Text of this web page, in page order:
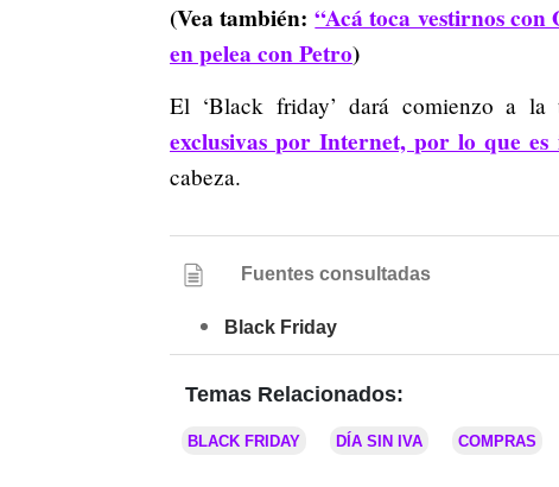
(Vea también:“Acá toca vestirnos con
en pelea con Petro)
El ‘Black friday’ dará comienzo a la
exclusivas por Internet, por lo que
cabeza.
Fuentes consultadas
Black Friday
Temas Relacionados:
BLACK FRIDAY DÍA SIN IVA COMPRAS